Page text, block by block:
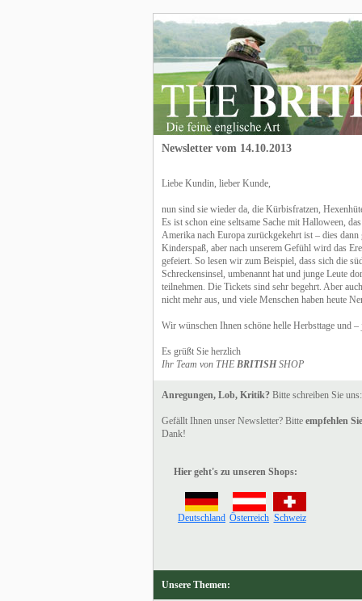
Newsletter vom 14.10.2013
Liebe Kundin, lieber Kunde,
nun sind sie wieder da, die Kürbisfratzen,
Es ist schon eine seltsame Sache mit Halloween,
Amerika nach Europa zurückgekehrt ist – dies
Kinderspaß, aber nach unserem Gefühl wird das
gefeiert. So lesen wir zum Beispiel, dass sich die
Schreckensinsel, umbenannt hat und junge Leute
teilnehmen. Die Tickets sind sehr begehrt. Aber
nicht mehr aus, und viele Menschen haben heute
Wir wünschen Ihnen schöne helle Herbsttage und –
Es grüßt Sie herzlich
Ihr Team von THE BRITISHSHOP
Anregungen, Lob, Kritik? Bitte schreiben Sie
Gefällt Ihnen unser Newsletter? Bitte empfehlen
Dank!
Hier geht's zu unseren Shops:
Deutschland Österreich Schweiz
Unsere Themen: